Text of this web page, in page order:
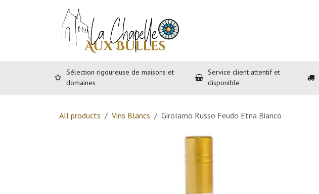
Sélection rigoureuse de maisons et
domaines
Service client attentif et
disponible
All products Vins Blancs Girolamo Russo Feudo Etna Bianco